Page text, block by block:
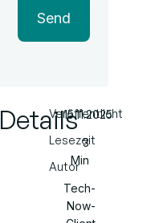
Send
DetailsVeröffentlicht
Lesezeit
Autor
15.11.2025
3
Min
Tech-
Now-